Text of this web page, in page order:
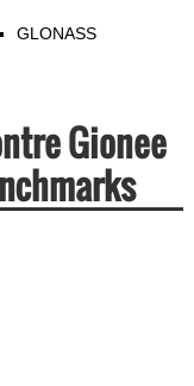
GLONASS
Gionee